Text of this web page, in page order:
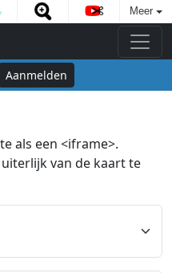
Meer
Aanmelden
als een <iframe>.
van de kaart te